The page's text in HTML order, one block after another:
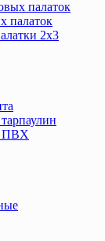
палаток
палаток
2х3
ПВХ